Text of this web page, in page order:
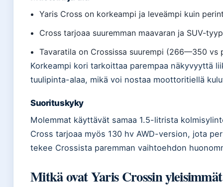
Yaris Cross on korkeampi ja leveämpi kuin
Cross tarjoaa suuremman maavaran ja SUV-
Tavaratila on Crossissa suurempi (266—350 vs
Korkeampi kori tarkoittaa parempaa näkyvyyttä
tuulipinta-alaa, mikä voi nostaa moottoritiellä
Suorituskyky
Molemmat käyttävät samaa 1.5-litrista
Cross tarjoaa myös 130 hv AWD-version, jota
tekee Crossista paremman vaihtoehdon
Mitkä ovat Yaris Crossin